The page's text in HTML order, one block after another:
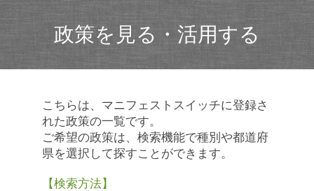
政策を見る・活用する
こちらは、マニフェストスイッチに登録さ
れた政策の一覧です。
ご希望の政策は、検索機能で種別や都道府
県を選択して探すことができます。
【検索方法】